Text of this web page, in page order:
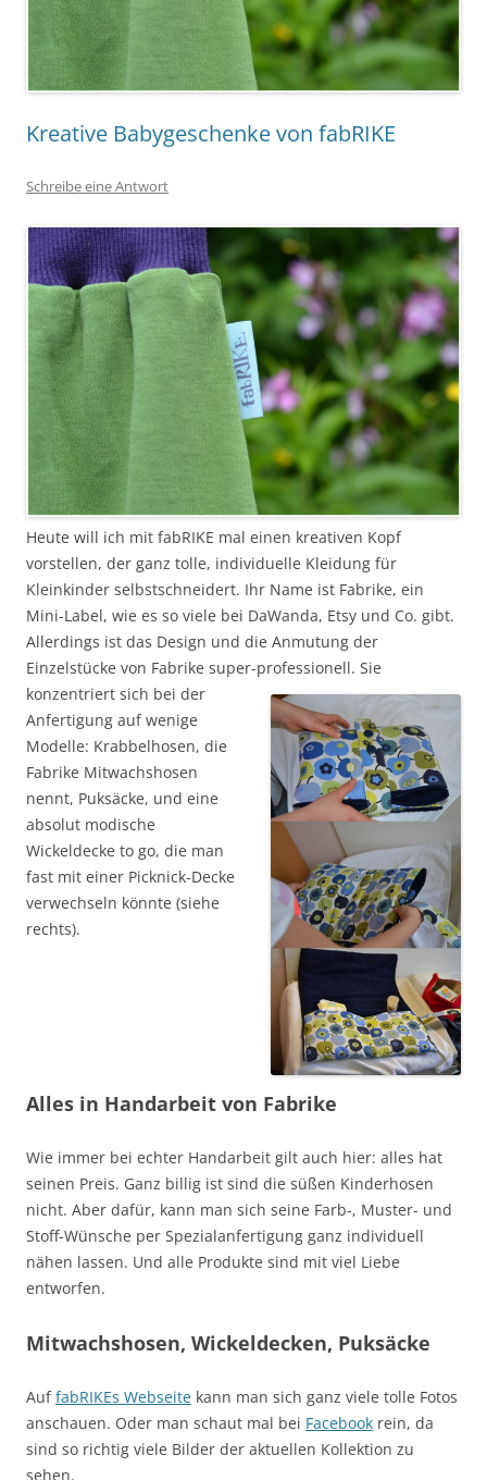
Kreative Babygeschenke von fabRIKE
Schreibe eine Antwort
Heute will ich mit fabRIKE mal einen kreativen Kopf
vorstellen, der ganz tolle, individuelle Kleidung für
Kleinkinder selbstschneidert. Ihr Name ist Fabrike, ein
Mini-Label, wie es so viele bei DaWanda, Etsy und Co. gibt.
Allerdings ist das Design und die Anmutung der
Einzelstücke von Fabrike super-professionell. Sie
konzentriert sich bei der
Anfertigung auf wenige
Modelle: Krabbelhosen, die
Fabrike Mitwachshosen
nennt, Puksäcke, und eine
absolut modische
Wickeldecke to go, die man
fast mit einer Picknick-Decke
verwechseln könnte (siehe
rechts).
Alles in Handarbeit von Fabrike
Wie immer bei echter Handarbeit gilt auch hier: alles hat
seinen Preis. Ganz billig ist sind die süßen Kinderhosen
nicht. Aber dafür, kann man sich seine Farb-, Muster- und
Stoff-Wünsche per Spezialanfertigung ganz individuell
nähen lassen. Und alle Produkte sind mit viel Liebe
entworfen.
Mitwachshosen, Wickeldecken, Puksäcke
AuffabRIKEs Webseite kann man sich ganz viele tolle Fotos
anschauen. Oder man schaut mal bei Facebook rein, da
sind so richtig viele Bilder der aktuellen Kollektion zu
sehen.